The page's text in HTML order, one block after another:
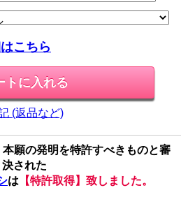
こちら
(返品など)
願の発明を特許すべきものと審
決された
は 【特許取得】致しました。